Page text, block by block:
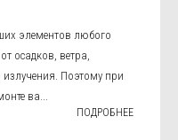
элементов любого
осадков, ветра,
излучения. Поэтому при
ва...
ПОДРОБНЕЕ